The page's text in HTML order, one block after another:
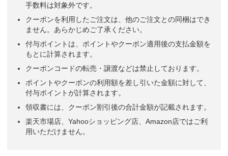
手数料は対象外です。
クーポンを利用したご注文は、他のご注文との同梱はでき
ません。あらかじめご了承ください。
付与ポイントは、ポイントやクーポン適用後の支払金額を
もとに計算されます。
クーポンコードの転売・譲渡などは禁止しております。
ポイントやクーポンの利用額を差し引いた金額に対して、
付与ポイントが計算されます。
領収書には、クーポン割引後の合計金額が記載されます。
楽天市場店、Yahooショッピング店、Amazon店ではご利
用いただけません。